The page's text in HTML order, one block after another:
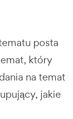
posta
który
na temat
jakie